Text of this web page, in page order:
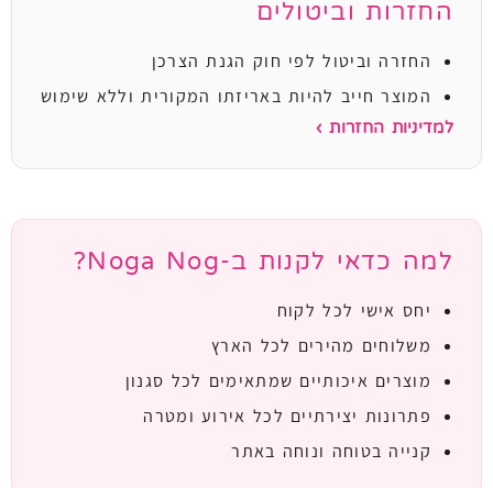
החזרות וביטולים
החזרה וביטול לפי חוק הגנת הצרכן
המוצר חייב להיות באריזתו המקורית וללא שימוש
למדיניות החזרות ›
למה כדאי לקנות ב-Noga Nog?
יחס אישי לכל לקוח
משלוחים מהירים לכל הארץ
מוצרים איכותיים שמתאימים לכל סגנון
פתרונות יצירתיים לכל אירוע ומטרה
קנייה בטוחה ונוחה באתר